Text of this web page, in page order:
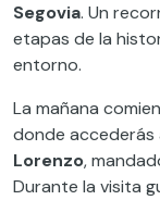
Segovia. Un
etapas de la
entorno.
La mañana
donde accederás
Lorenzo,
Durante la visita